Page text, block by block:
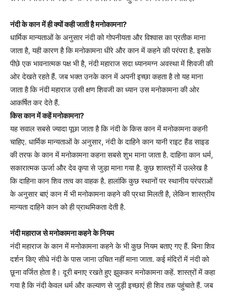
नंदी के कान में ही क्यों कही जाती है मनोकामना?
धार्मिक मान्यताओं के अनुसार नंदी को गोपनीयता और विश्वास का प्रतीक माना
जाता है, यही कारण है कि मनोकामना धीरे और कान में कहने की परंपरा है. इसके
पीछे एक भावनात्मक पक्ष भी है, नंदी महाराज सदा ध्यानमग्न अवस्था में शिवजी की
ओर देखते रहते हैं. जब भक्त उनके कान में अपनी इच्छा कहता है तो यह माना
जाता है कि नंदी महाराज उसी क्षण शिवजी का ध्यान उस मनोकामना की ओर
आकर्षित कर देते हैं.
किस कान में कहें मनोकामना?
यह सवाल सबसे ज्यादा पूछा जाता है कि नंदी के किस कान में मनोकामना कहनी
चाहिए. धार्मिक मान्यताओं के अनुसार, नंदी के दाहिने कान यानी राइट हैंड साइड
की तरफ के कान में मनोकामना कहना सबसे शुभ माना जाता है. दाहिना कान धर्म,
सकारात्मक ऊर्जा और देव कृपा से जुड़ा माना गया है. कुछ शास्त्रों में उल्लेख है
कि दाहिना कान शिव तत्व का वाहक है. हालांकि कुछ स्थानों पर स्थानीय परंपराओं
के अनुसार बाएं कान में भी मनोकामना कहने की प्रथा मिलती है, लेकिन शास्त्रीय
मान्यता दाहिने कान को ही प्राथमिकता देती है.
नंदी महाराज से मनोकामना कहने के नियम
नंदी महाराज के कान में मनोकामना कहने के भी कुछ नियम बताए गए हैं. बिना शिव
दर्शन किए सीधे नंदी के पास जाना उचित नहीं माना जाता. कई मंदिरों में नंदी को
छूना वर्जित होता है। दूरी बनाए रखते हुए झुककर मनोकामना कहें. शास्त्रों में कहा
गया है कि नंदी केवल धर्म और कल्याण से जुड़ी इच्छाएं ही शिव तक पहुंचाते हैं. जब